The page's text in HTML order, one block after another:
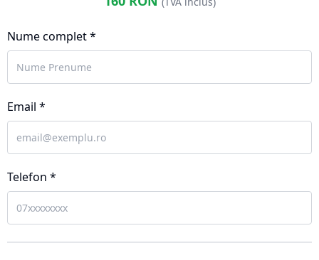
Nume complet *
Email *
Telefon *